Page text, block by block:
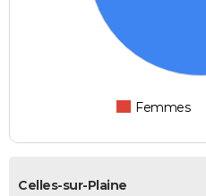
Femmes
Celles-sur-Plaine